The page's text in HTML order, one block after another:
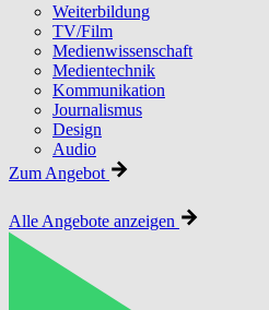
Weiterbildung
TV/Film
Medienwissenschaft
Medientechnik
Kommunikation
Journalismus
Design
Audio
Zum Angebot
Alle Angebote anzeigen